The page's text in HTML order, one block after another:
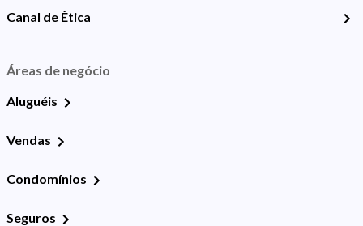
Canal de Ética
Áreas de negócio
Aluguéis
Vendas
Condomínios
Seguros